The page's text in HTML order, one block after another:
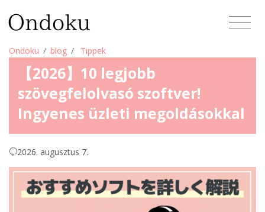
Ondoku blog Tippek
【2026】10 legjobb
szövegfelolvasó szoftver!
Ingyenes üzleti megoldásokkal
2026. augusztus 7.